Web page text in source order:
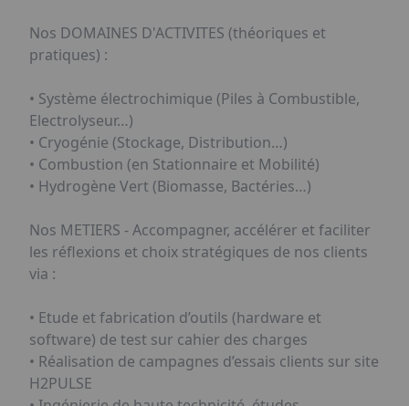
Nos DOMAINES D'ACTIVITES (théoriques et
pratiques) :
• Système électrochimique (Piles à Combustible,
Electrolyseur…)
• Cryogénie (Stockage, Distribution…)
• Combustion (en Stationnaire et Mobilité)
• Hydrogène Vert (Biomasse, Bactéries…)
Nos METIERS - Accompagner, accélérer et faciliter
les réflexions et choix stratégiques de nos clients
via :
• Etude et fabrication d’outils (hardware et
software) de test sur cahier des charges
• Réalisation de campagnes d’essais clients sur site
H2PULSE